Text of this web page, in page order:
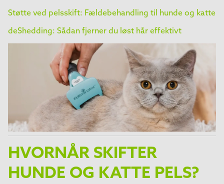
Støtte ved pelsskift: Fældebehandling til hunde og katte
deShedding: Sådan fjerner du løst hår effektivt
HVORNÅR SKIFTER
HUNDE OG KATTE PELS?